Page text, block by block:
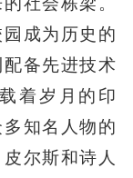
成为历史的
备先进技术
着岁月的印
知名人物的
尔斯和诗人